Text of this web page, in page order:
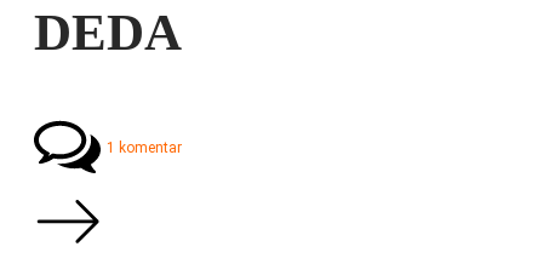
DEDA
1 komentar